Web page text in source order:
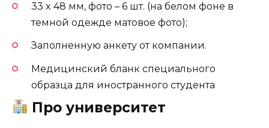
33 x 48 мм, фото – 6 шт. (на белом фоне в
темной одежде матовое фото);
Заполненную анкету от компании.
Медицинский бланк специального
образца для иностранного студента
Про университет